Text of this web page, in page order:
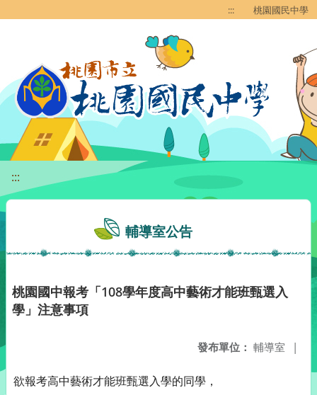
::: 桃園國民中學
:::
輔導室公告
桃園國中報考「108學年度高中藝術才能班甄選入
學」注意事項
發布單位： 輔導室 |
欲報考高中藝術才能班甄選入學的同學，